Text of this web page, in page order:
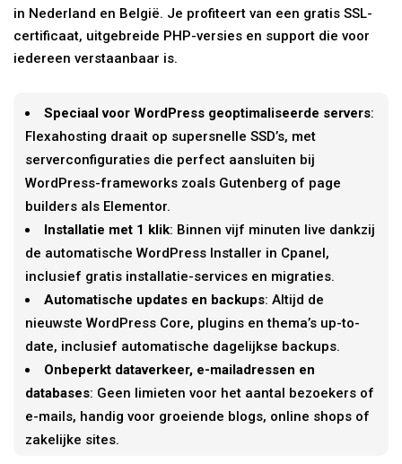
in Nederland en België. Je profiteert van een gratis SSL-
certificaat, uitgebreide PHP-versies en support die voor
iedereen verstaanbaar is.
Speciaal voor WordPress geoptimaliseerde servers:
Flexahosting draait op supersnelle SSD’s, met
serverconfiguraties die perfect aansluiten bij
WordPress-frameworks zoals Gutenberg of page
builders als Elementor.
Installatie met 1 klik: Binnen vijf minuten live dankzij
de automatische WordPress Installer in Cpanel,
inclusief gratis installatie-services en migraties.
Automatische updates en backups: Altijd de
nieuwste WordPress Core, plugins en thema’s up-to-
date, inclusief automatische dagelijkse backups.
Onbeperkt dataverkeer, e-mailadressen en
databases: Geen limieten voor het aantal bezoekers of
e-mails, handig voor groeiende blogs, online shops of
zakelijke sites.